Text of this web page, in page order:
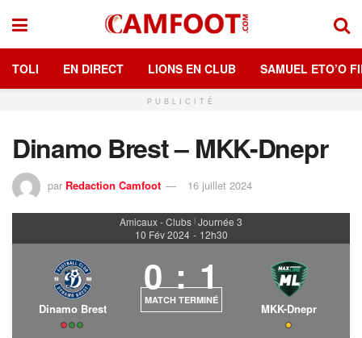
TOLI EN DIRECT LIONS EN CLUB SAMUEL ETO’O
PUBLICITÉ
Dinamo Brest – MKK-Dnepr
par Redaction Camfoot 16 juillet 2024
Amicaux - Clubs | Journée 3
10 Fév 2024 - 12h30
Dinamo Brest
0 : 1
MATCH TERMINÉ
MKK-Dnepr